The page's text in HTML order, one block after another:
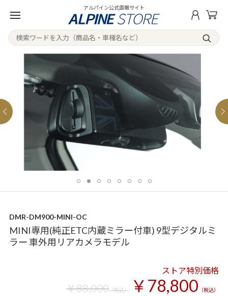
アルパイン公式直販サイト
DMR-DM900-MINI-OC
MINI専用(純正ETC内蔵ミラー付車) 9型デジタルミ
ラー 車外用リアカメラモデル
ストア特別価格
￥88,000（税込） ￥78,800 （税込）